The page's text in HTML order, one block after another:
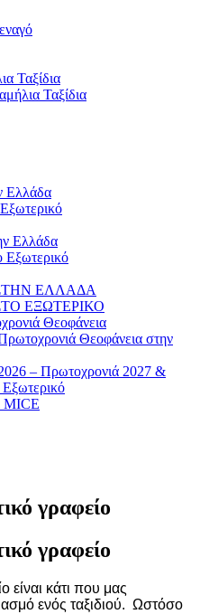
Ταξίδια
Ταξίδια
Ελλάδα
Ελλάδα
Εξωτερικό
ΕΛΛΑΔΑ
ΕΞΩΤΕΡΙΚΟ
Θεοφάνεια
Θεοφάνεια στην
– Πρωτοχρονιά 2027 &
MICE
γραφείο
γραφείο
είναι κάτι που μας
ενός ταξιδιού. Ωστόσο